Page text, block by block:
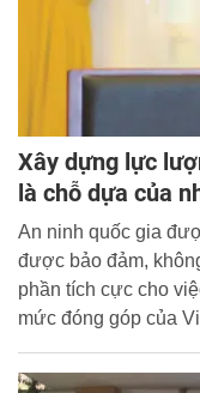
Xây dựng lực
là chỗ dựa của
An ninh quốc gia
được bảo đảm,
phần tích cực cho
mức đóng góp của
tướng) Lương Tam